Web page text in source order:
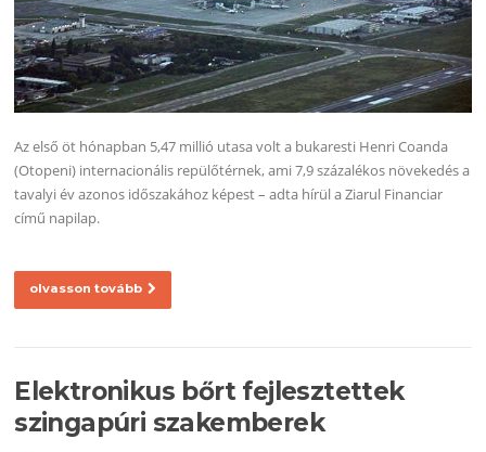
Az első öt hónapban 5,47 millió utasa volt a bukaresti Henri Coanda
(Otopeni) internacionális repülőtérnek, ami 7,9 százalékos növekedés a
tavalyi év azonos időszakához képest – adta hírül a Ziarul Financiar
című napilap.
olvasson tovább
Elektronikus bőrt fejlesztettek
szingapúri szakemberek